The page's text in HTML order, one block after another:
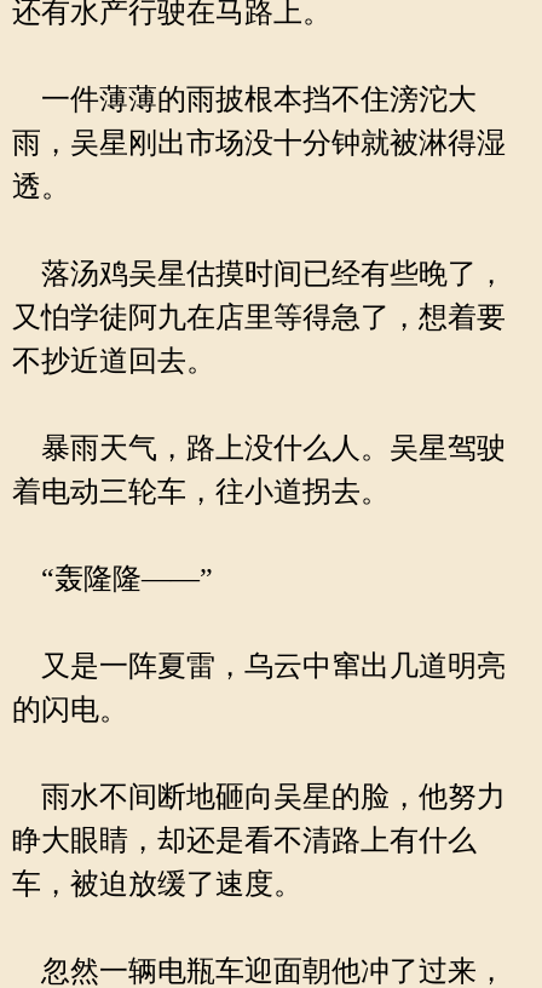
还有水产行驶在马路上。
一件薄薄的雨披根本挡不住滂沱大
雨，吴星刚出市场没十分钟就被淋得湿
透。
落汤鸡吴星估摸时间已经有些晚了，
又怕学徒阿九在店里等得急了，想着要
不抄近道回去。
暴雨天气，路上没什么人。吴星驾驶
着电动三轮车，往小道拐去。
“轰隆隆——”
又是一阵夏雷，乌云中窜出几道明亮
的闪电。
雨水不间断地砸向吴星的脸，他努力
睁大眼睛，却还是看不清路上有什么
车，被迫放缓了速度。
忽然一辆电瓶车迎面朝他冲了过来，